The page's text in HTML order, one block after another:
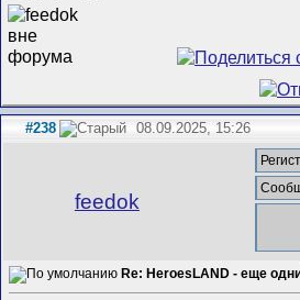
#238 08.09.2025, 15:26
feedok
Re: HeroesLAND - еще